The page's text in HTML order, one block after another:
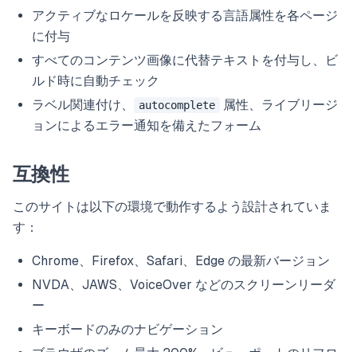
アクティブなロケールを反映する言語属性を各ページ
に付与
すべてのコンテンツ画像に代替テキストを付与し、ビ
ルド時に自動チェック
ラベル関連付け、
autocomplete
属性、ライブリージ
ョンによるエラー通知を備えたフォーム
互換性
このサイトは以下の環境で動作するよう設計されていま
す：
Chrome、Firefox、Safari、Edge の最新バージョン
NVDA、JAWS、VoiceOver などのスクリーンリーダ
ー
キーボードのみのナビゲーション